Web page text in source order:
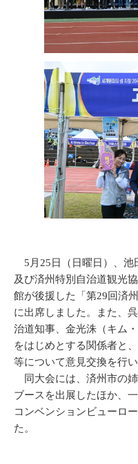
5月25日（日曜日）、池
及び済州特別自治道観光
館が後援した「第29回済
に出席しました。また、
治道知事、金光洙（キム
をはじめとする関係者と
等について意見交換を行い
同大会には、済州市の
ブースを出展したほか、
コンベンションビューロ
た。